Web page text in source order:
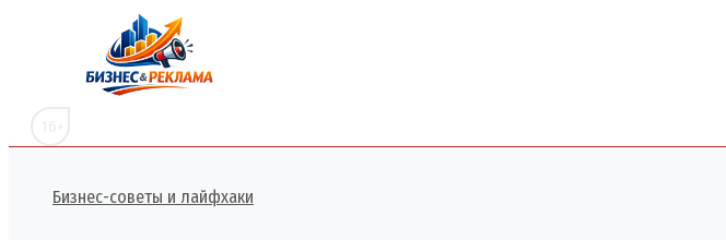
содержимому
Бизнес-советы и лайфхаки